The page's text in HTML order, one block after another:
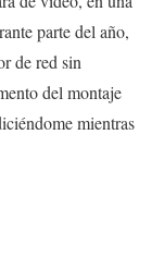
parte del año,
de red sin
del montaje
mientras